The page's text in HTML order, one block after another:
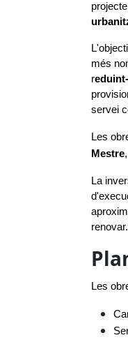
més
r
servei
Les
Mestre,
La
renovar.
Les